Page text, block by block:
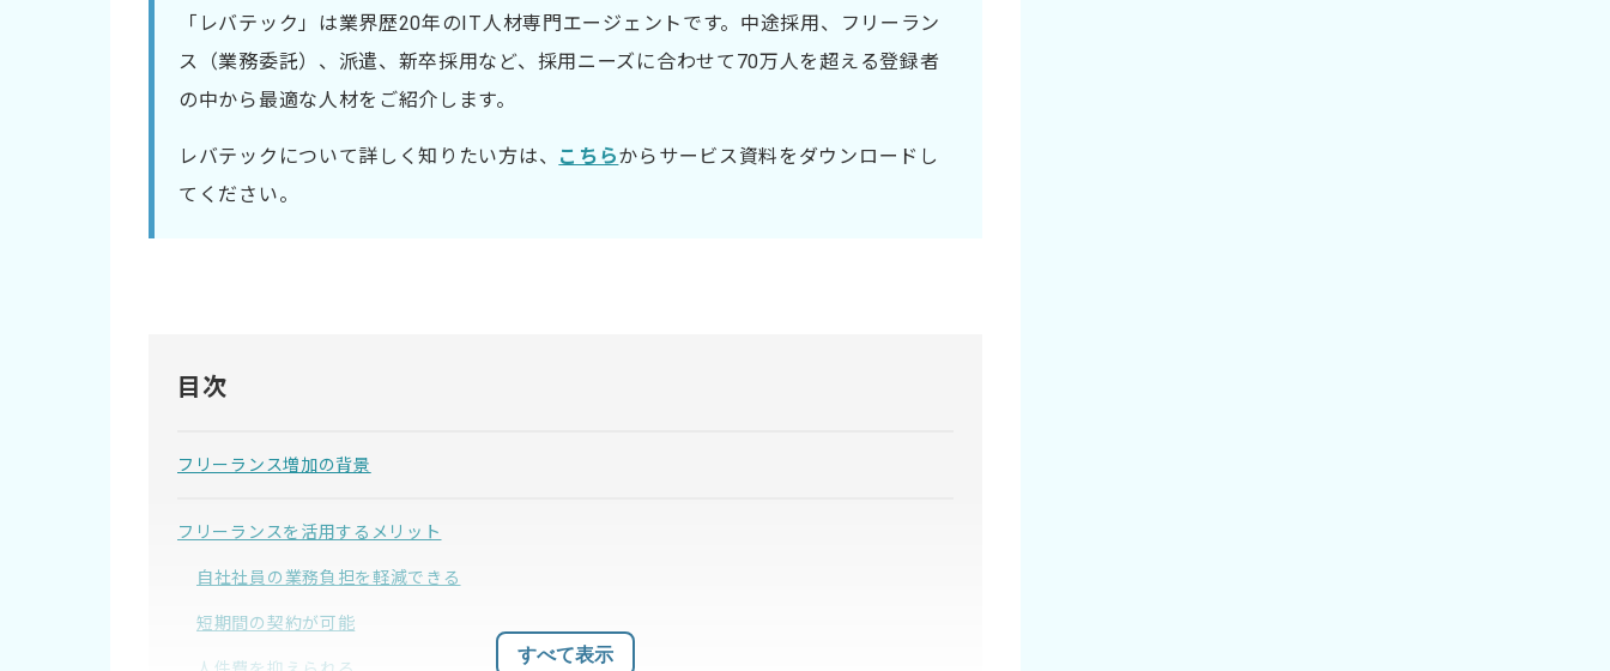
「レバテック」は業界歴20年のIT人材専門エージェントです。中途採用、フリーラン
ス（業務委託）、派遣、新卒採用など、採用ニーズに合わせて70万人を超える登録者
の中から最適な人材をご紹介します。
レバテックについて詳しく知りたい方は、 こちらからサービス資料をダウンロードし
てください。
目次
フリーランス増加の背景
フリーランスを活用するメリット
自社社員の業務負担を軽減できる
短期間の契約が可能
すべて表示